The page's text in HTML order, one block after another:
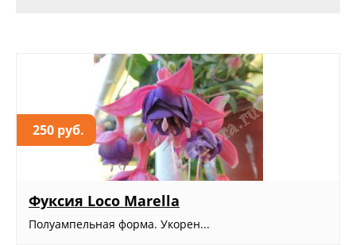
250 руб.
Фуксия Loco Marella
Полуампельная форма. Укорен...